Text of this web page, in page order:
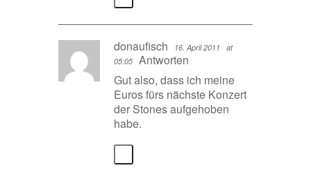
donaufisch 16. April 2011
at
05:05 Antworten
Gut also, dass ich meine
Euros fürs nächste Konzert
der Stones aufgehoben
habe.